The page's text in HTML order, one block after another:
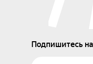
Подпишитесь